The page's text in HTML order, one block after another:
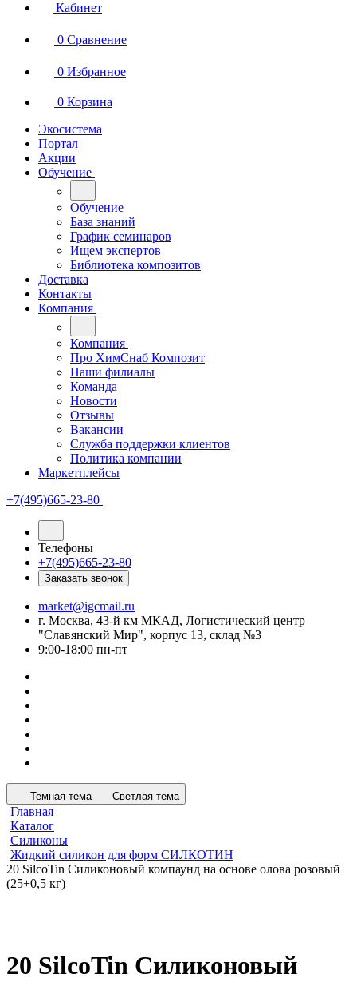
Кабинет
0 Сравнение
0 Избранное
0 Корзина
Экосистема
Портал
Акции
Обучение
Обучение
База знаний
График семинаров
Ищем экспертов
Библиотека композитов
Доставка
Контакты
Компания
Компания
Про ХимСнаб Композит
Наши филиалы
Команда
Новости
Отзывы
Вакансии
Служба поддержки клиентов
Политика компании
Маркетплейсы
+7(495)665-23-80
Телефоны
+7(495)665-23-80
Заказать звонок
market@igcmail.ru
г. Москва, 43-й км МКАД, Логистический центр
"Славянский Мир", корпус 13, склад №3
9:00-18:00 пн-пт
Темная тема Светлая тема
Главная
Каталог
Силиконы
Жидкий силикон для форм СИЛКОТИН
20 SilcoTin Силиконовый компаунд на основе олова розовый
(25+0,5 кг)
20 SilcoTin Силиконовый